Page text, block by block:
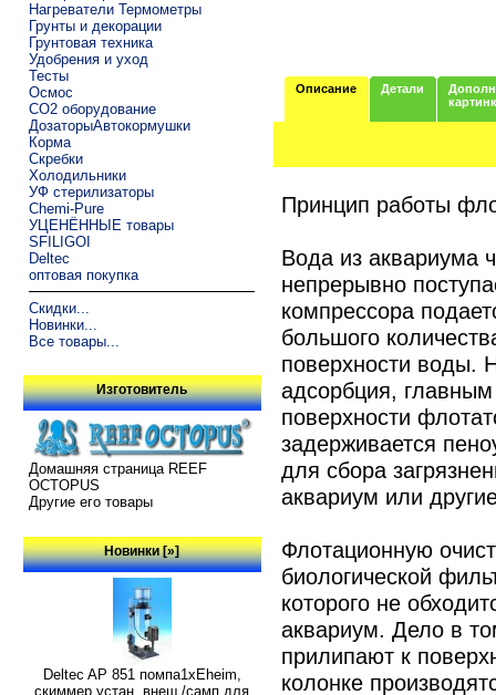
Нагреватели Термометры
Грунты и декорации
Грунтовая техника
Удобрения и уход
Тесты
Осмос
CO2 оборудование
ДозаторыАвтокормушки
Корма
Скребки
Холодильники
УФ стерилизаторы
Chemi-Pure
УЦЕНЁННЫЕ товары
SFILIGOI
Deltec
оптовая покупка
Скидки...
Новинки...
Все товары...
Изготовитель
Домашняя страница REEF
OCTOPUS
Другие его товары
Новинки [»]
Deltec AP 851 помпа1xEheim,
скиммер устан. внеш./самп для
Описание Детали
Принцип работы
Вода из аквариума
непрерывно
компрессора
большого
поверхности воды.
адсорбция,
поверхности
задерживается
для сбора
аквариум или
Флотационную
биологической
которого не
аквариум. Дело в
прилипают к
колонке